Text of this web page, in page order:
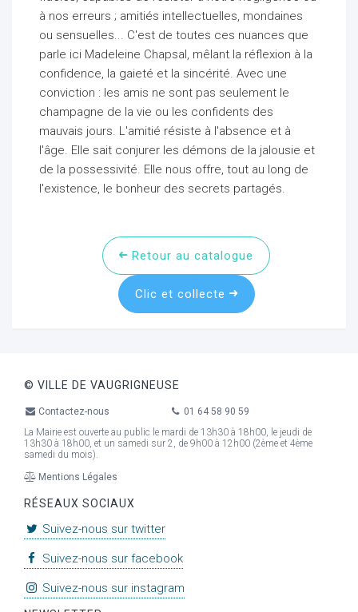
à nos erreurs ; amitiés intellectuelles, mondaines
ou sensuelles... C'est de toutes ces nuances que
parle ici Madeleine Chapsal, mêlant la réflexion à la
confidence, la gaieté et la sincérité. Avec une
conviction : les amis ne sont pas seulement le
champagne de la vie ou les confidents des
mauvais jours. L'amitié résiste à l'absence et à
l'âge. Elle sait conjurer les démons de la jalousie et
de la possessivité. Elle nous offre, tout au long de
l'existence, le bonheur des secrets partagés.
Retour au catalogue
Clic et collecte
© VILLE DE VAUGRIGNEUSE
Contactez-nous
01 64 58 90 59
La Mairie est ouverte au public le mardi de 13h30 à 18h00, le jeudi de
13h30 à 18h00, et un samedi sur 2, de 9h00 à 12h00 (2ème et 4ème
samedi du mois).
Mentions Légales
RÉSEAUX SOCIAUX
Suivez-nous sur twitter
Suivez-nous sur facebook
Suivez-nous sur instagram